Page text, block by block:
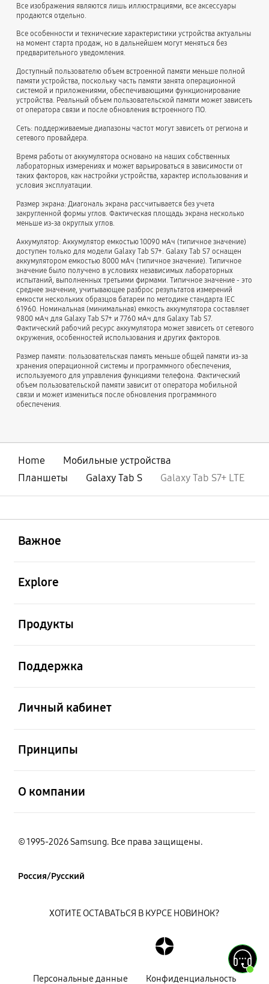
Все изображения являются лишь иллюстрациями, все аксессуары
продаются отдельно.
Все особенности и технические характеристики устройства актуальны
на момент старта продаж, но в дальнейшем могут меняться без
предварительного уведомления.
Доступный пользователю объем встроенной памяти меньше полной
памяти устройства, поскольку часть памяти занята операционной
системой и приложениями, обеспечивающими функционирование
устройства. Реальный объем пользовательской памяти может зависеть
от оператора связи и после обновления встроенного ПО.
Сеть: поддерживаемые диапазоны частот могут зависеть от региона и
сетевого провайдера.
Время работы от аккумулятора основано на наших собственных
лабораторных измерениях и может варьироваться в зависимости от
таких факторов, как настройки устройства, характер использования и
условия эксплуатации.
Размер экрана: Диагональ экрана рассчитывается без учета
закругленной формы углов. Фактическая площадь экрана несколько
меньше из-за округлых углов.
Аккумулятор: Аккумулятор емкостью 10090 мАч (типичное значение)
доступен только для модели Galaxy Tab S7+. Galaxy Tab S7 оснащен
аккумулятором емкостью 8000 мАч (типичное значение). Типичное
значение было получено в условиях независимых лабораторных
испытаний, выполненных третьими фирмами. Типичное значение - это
среднее значение, учитывающее разброс результатов измерений
емкости нескольких образцов батареи по методике стандарта IEC
61960. Номинальная (минимальная) емкость аккумулятора составляет
9800 мАч для Galaxy Tab S7+ и 7760 мАч для Galaxy Tab S7.
Фактический рабочий ресурс аккумулятора может зависеть от сетевого
окружения, особенностей использования и других факторов.
Размер памяти: пользовательская память меньше общей памяти из-за
хранения операционной системы и программного обеспечения,
используемого для управления функциями телефона. Фактический
объем пользовательской памяти зависит от оператора мобильной
связи и может измениться после обновления программного
обеспечения.
Home
Мобильные устройства
Планшеты
Galaxy Tab S Galaxy Tab S7+ LTE
Важное
Explore
Продукты
Поддержка
Личный кабинет
Принципы
О компании
© 1995-2026 Samsung. Все права защищены.
Россия/Русский
Персональные данные Конфиденциальность
ХОТИТЕ ОСТАВАТЬСЯ В КУРСЕ НОВИНОК?